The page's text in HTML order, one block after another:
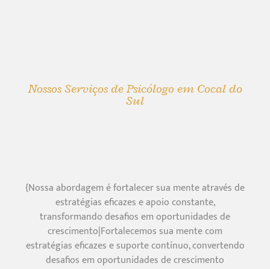
Nossos Serviços de Psicólogo em Cocal do
Sul
{Nossa abordagem é fortalecer sua mente através de
estratégias eficazes e apoio constante,
transformando desafios em oportunidades de
crescimento|Fortalecemos sua mente com
estratégias eficazes e suporte contínuo, convertendo
desafios em oportunidades de crescimento